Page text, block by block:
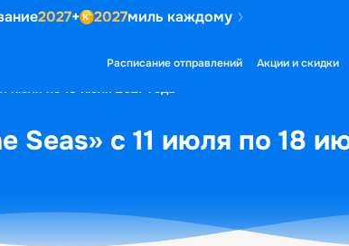
2027+ 2027миль каждому
Расписание отправлений Акции и скидки
июля по 18 июля 2027 года
Seas» с 11 июля по 18